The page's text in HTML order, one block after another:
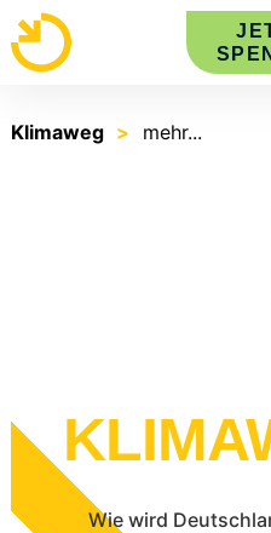
Skip
to
content
Klimaweg mehr...
Wie wird